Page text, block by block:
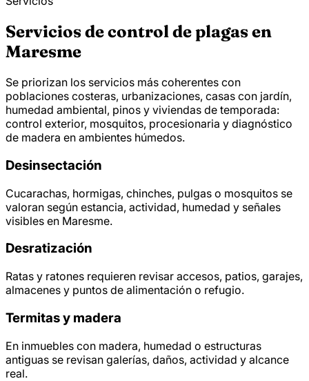
Servicios de control de plagas en
Maresme
Se priorizan los servicios más coherentes con
poblaciones costeras, urbanizaciones, casas con jardín,
humedad ambiental, pinos y viviendas de temporada:
control exterior, mosquitos, procesionaria y diagnóstico
de madera en ambientes húmedos.
Desinsectación
Cucarachas, hormigas, chinches, pulgas o mosquitos se
valoran según estancia, actividad, humedad y señales
visibles en Maresme.
Desratización
Ratas y ratones requieren revisar accesos, patios, garajes,
almacenes y puntos de alimentación o refugio.
Termitas y madera
En inmuebles con madera, humedad o estructuras
antiguas se revisan galerías, daños, actividad y alcance
real.